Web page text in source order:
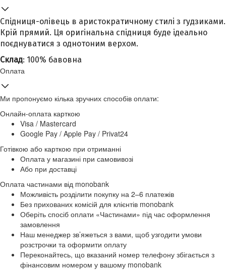
Спідниця-олівець в аристократичному стилі з гудзиками.
Крій прямий. Ця оригінальна спідниця буде ідеально
поєднуватися з однотоним верхом.
Склад: 100% бавовна
Оплата
Ми пропонуємо кілька зручних способів оплати:
Онлайн-оплата карткою
Visa / Mastercard
Google Pay / Apple Pay / Privat24
Готівкою або карткою при отриманні
Оплата у магазині при самовивозі
Або при доставці
Оплата частинами від monobank
Можливість розділити покупку на 2–6 платежів
Без прихованих комісій для клієнтів monobank
Оберіть спосіб оплати «Частинами» під час оформлення
замовлення
Наш менеджер зв’яжеться з вами, щоб узгодити умови
розстрочки та оформити оплату
Переконайтесь, що вказаний номер телефону збігається з
фінансовим номером у вашому monobank